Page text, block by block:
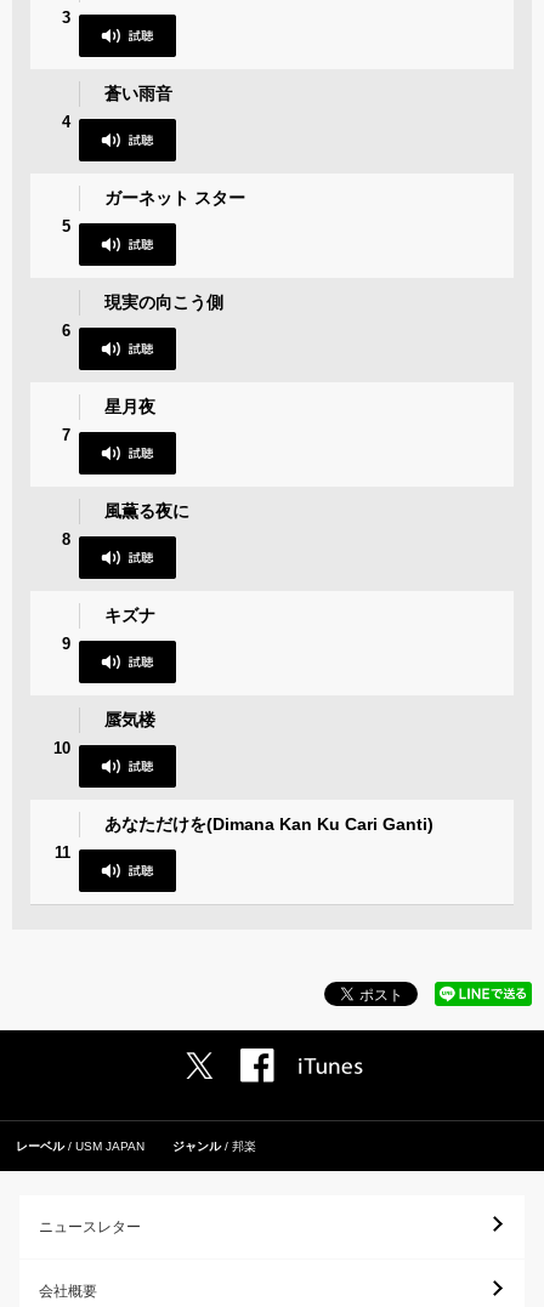
3
4
蒼い雨音
5
ガーネット スター
6
現実の向こう側
7
星月夜
8
風薫る夜に
9
キズナ
10
蜃気楼
11
あなただけを(Dimana Kan Ku Cari Ganti)
レーベル USM JAPAN ジャンル 邦楽
ニュースレター
会社概要